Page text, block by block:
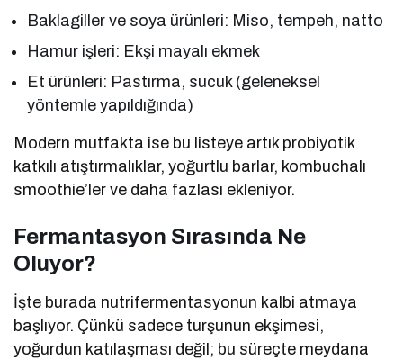
Baklagiller ve soya ürünleri: Miso, tempeh, natto
Hamur işleri: Ekşi mayalı ekmek
Et ürünleri: Pastırma, sucuk (geleneksel
yöntemle yapıldığında)
Modern mutfakta ise bu listeye artık probiyotik
katkılı atıştırmalıklar, yoğurtlu barlar, kombuchalı
smoothie’ler ve daha fazlası ekleniyor.
Fermantasyon Sırasında Ne
Oluyor?
İşte burada nutrifermentasyonun kalbi atmaya
başlıyor. Çünkü sadece turşunun ekşimesi,
yoğurdun katılaşması değil; bu süreçte meydana